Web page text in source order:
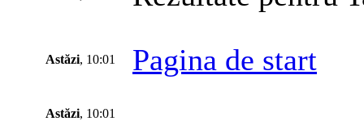
Astăzi, 10:01 Pagina de start
Astăzi, 10:01